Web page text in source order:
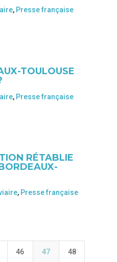
, Presse française
TOULOUSE
, Presse française
RÉTABLIE
, Presse française
46 47 48